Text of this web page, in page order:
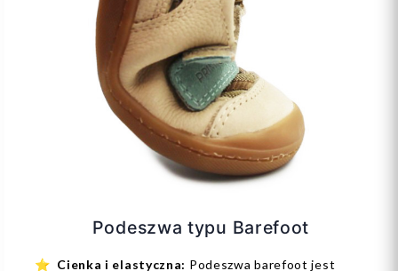
Podeszwa typu Barefoot
⭐ Cienka i elastyczna: Podeszwa barefoot jest